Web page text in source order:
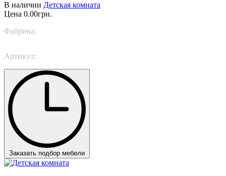
В наличии Детская комната
Цена 0.00грн.
Фабрика:
Артикул:
Заказать подбор мебели